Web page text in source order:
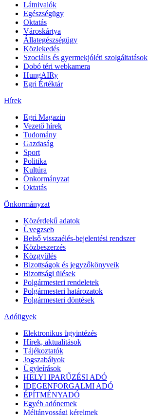
Látnivalók
Egészségügy
Oktatás
Városkártya
Állategészségügy
Közlekedés
Szociális és gyermekjóléti szolgáltatások
Dobó téri webkamera
HungAIRy
Egri Értéktár
Hírek
Egri Magazin
Vezető hírek
Tudomány
Gazdaság
Sport
Politika
Kultúra
Önkormányzat
Oktatás
Önkormányzat
Közérdekű adatok
Üvegzseb
Belső visszaélés-bejelentési rendszer
Közbeszerzés
Közgyűlés
Bizottságok és jegyzőkönyveik
Bizottsági ülések
Polgármesteri rendeletek
Polgármesteri határozatok
Polgármesteri döntések
Adóügyek
Elektronikus ügyintézés
Hírek, aktualitások
Tájékoztatók
Jogszabályok
Ügyleírások
HELYI IPARŰZÉSI ADÓ
IDEGENFORGALMI ADÓ
ÉPÍTMÉNYADÓ
Egyéb adónemek
Méltányossági kérelmek